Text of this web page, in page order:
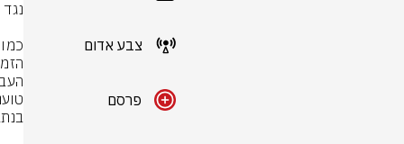
צבע אדום
פרסם